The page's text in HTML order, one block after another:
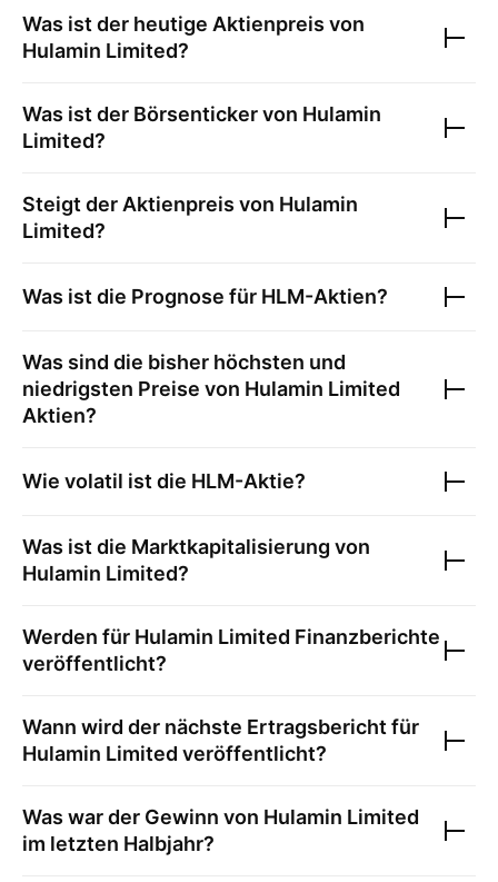
Was ist der heutige Aktienpreis von
Hulamin Limited?
Was ist der Börsenticker von Hulamin
Limited?
Steigt der Aktienpreis von Hulamin
Limited?
Was ist die Prognose für HLM-Aktien?
Was sind die bisher höchsten und
niedrigsten Preise von Hulamin Limited
Aktien?
Wie volatil ist die HLM-Aktie?
Was ist die Marktkapitalisierung von
Hulamin Limited?
Werden für Hulamin Limited Finanzberichte
veröffentlicht?
Wann wird der nächste Ertragsbericht für
Hulamin Limited veröffentlicht?
Was war der Gewinn von Hulamin Limited
im letzten Halbjahr?